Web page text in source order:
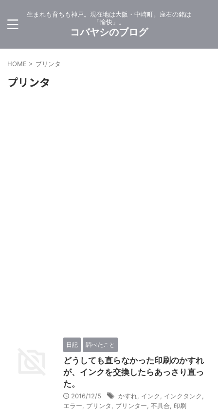
生まれも育ちも神戸。現在地は大阪・中崎町。座右の銘は
「愉快」。
コバヤシのブログ
HOME > プリンタ
プリンタ
日記 調べたこと
どうしても直らなかった印刷のかすれ
が、インクを交換したらあっさり直っ
た。
2016/12/5 かすれ インク インクタンク
エラー
プリンタ プリンター 不具合 印刷